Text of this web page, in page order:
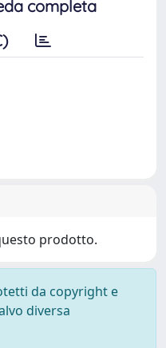
completa
prodotto.
da copyright e
diversa